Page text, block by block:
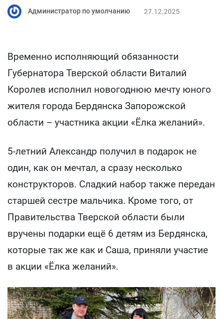
Администратор по умолчанию 27.12.2025
Временно исполняющий обязанности
Губернатора Тверской области Виталий
Королев исполнил новогоднюю мечту юного
жителя города Бердянска Запорожской
области – участника акции «Ёлка желаний».
5-летний Александр получил в подарок не
один, как он мечтал, а сразу несколько
конструкторов. Сладкий набор также передан
старшей сестре мальчика. Кроме того, от
Правительства Тверской области были
вручены подарки ещё 6 детям из Бердянска,
которые так же как и Саша, приняли участие
в акции «Ёлка желаний».